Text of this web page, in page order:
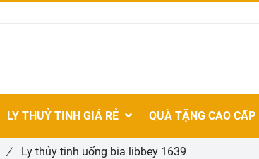
/ Ly thủy tinh uống bia libbey 1639
LY THUỶ TINH GIÁ RẺ QUÀ TẶNG CAO CẤP